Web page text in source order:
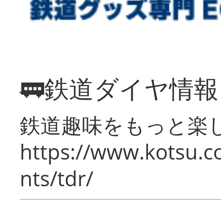
🚃鉄道ダイヤ情
鉄道趣味をもっと楽
https://
nts/tdr/